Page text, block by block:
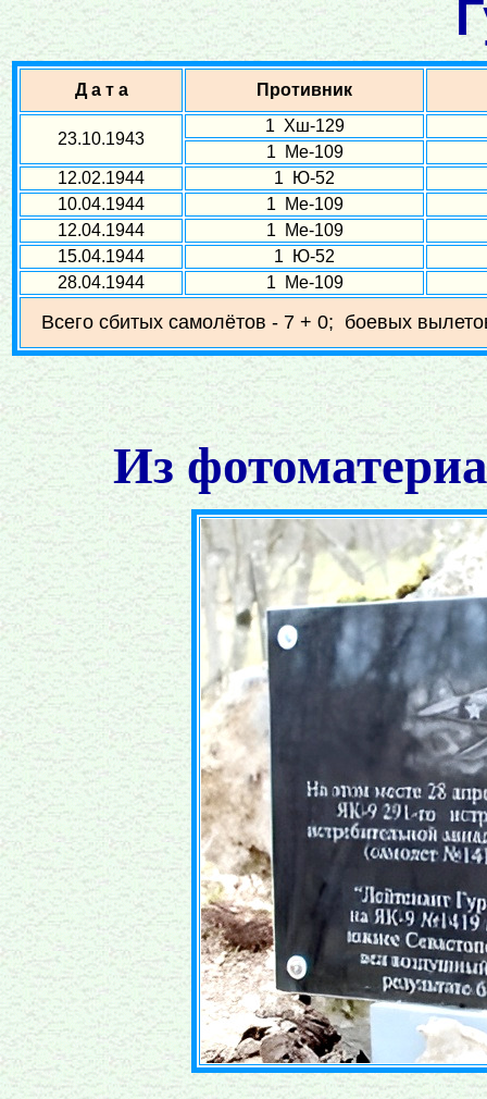
Д а т а Противник
23.10.1943
1 Хш-129
1 Ме-109
12.02.1944
1 Ю-52
10.04.1944
1 Ме-109
12.04.1944
1 Ме-109
15.04.1944
1 Ю-52
28.04.1944
1 Ме-109
Всего сбитых самолётов - 7 + 0; боевых
Из